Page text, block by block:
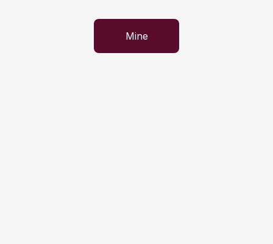
Mine